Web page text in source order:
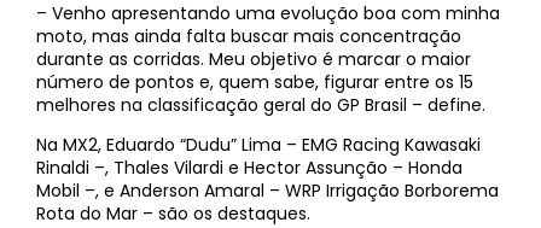
– Venho apresentando uma evolução boa com minha
moto, mas ainda falta buscar mais concentração
durante as corridas. Meu objetivo é marcar o maior
número de pontos e, quem sabe, figurar entre os 15
melhores na classificação geral do GP Brasil – define.
Na MX2, Eduardo “Dudu” Lima – EMG Racing Kawasaki
Rinaldi –, Thales Vilardi e Hector Assunção – Honda
Mobil –, e Anderson Amaral – WRP Irrigação Borborema
Rota do Mar – são os destaques.